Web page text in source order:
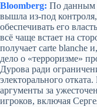
Bloomberg: По данным
вышла из‑под
обеспечивать его
всё чаще встает на
получает carte blanche
дело о «терроризме»
Дурова ради
электорального
аргументы за
игроков, включая